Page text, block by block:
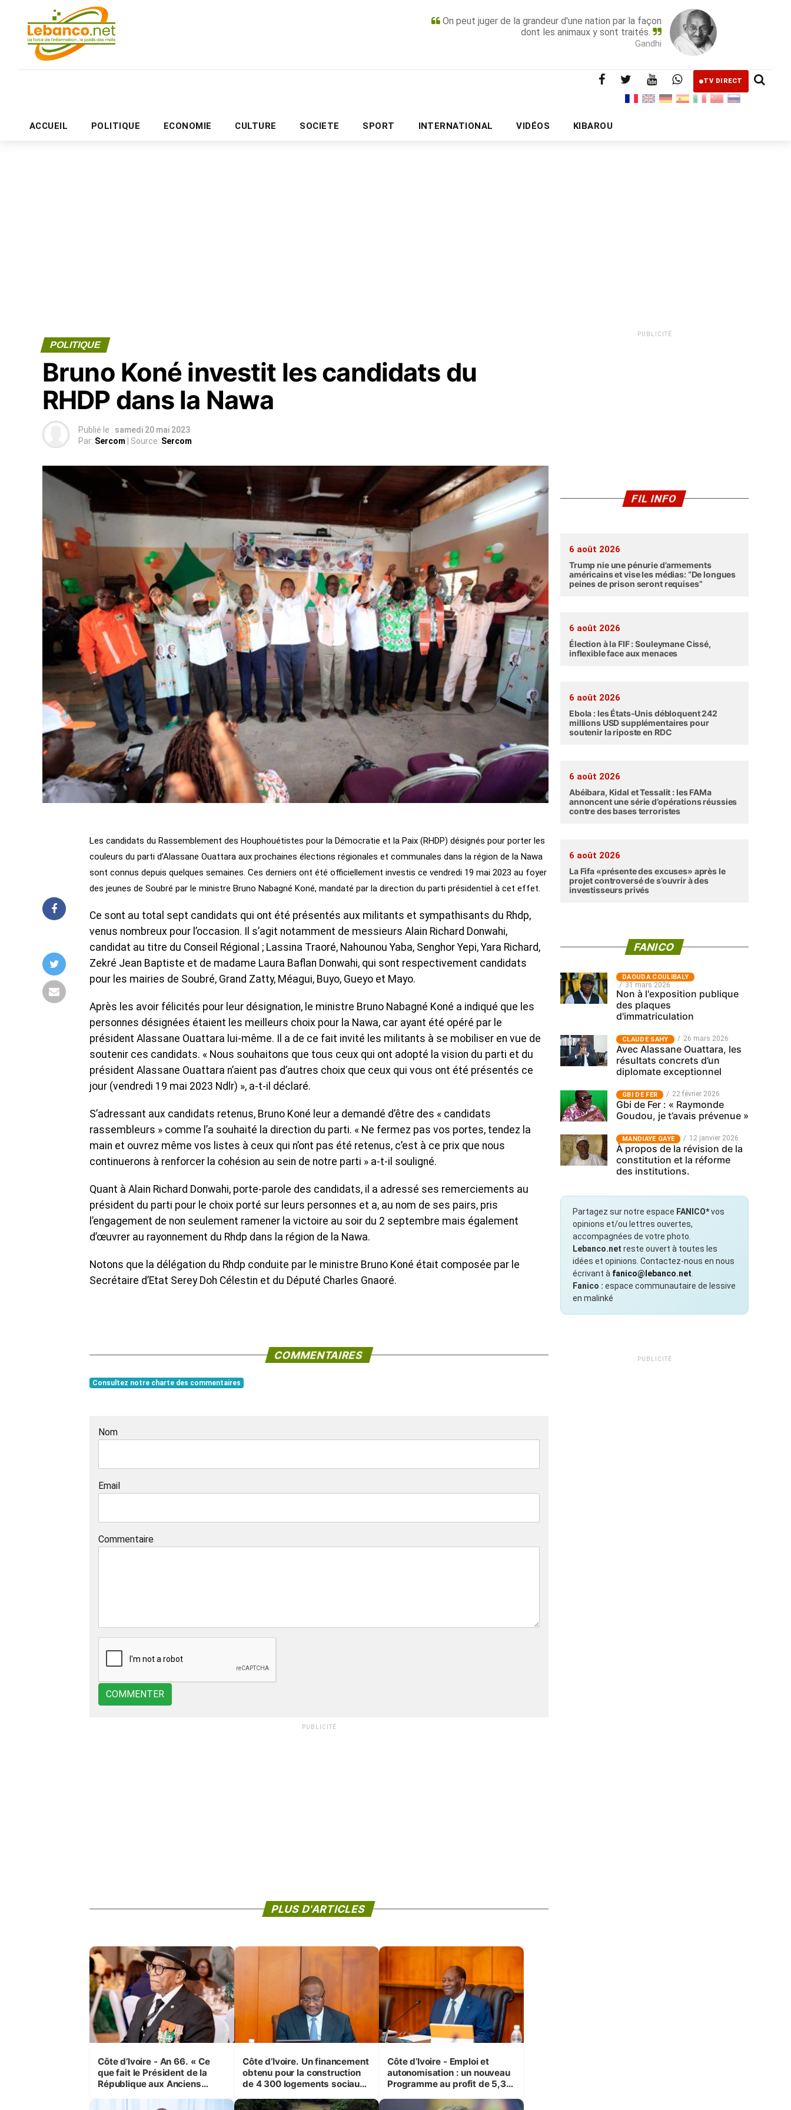
On peut juger de la grandeur d'une nation par la façon
dont les animaux y sont traités.
Gandhi
TV DIRECT
ACCUEIL POLITIQUE ECONOMIE CULTURE SOCIETE SPORT INTERNATIONAL VIDÉOS KIBAROU
PUBLICITÉ
POLITIQUE
Bruno Koné investit les candidats du
RHDP dans la Nawa
Publié le : samedi 20 mai 2023
Par: Sercom | Source: Sercom
Les candidats du Rassemblement des Houphouétistes pour la Démocratie et la Paix (RHDP) désignés pour porter les
couleurs du parti d’Alassane Ouattara aux prochaines élections régionales et communales dans la région de la Nawa
sont connus depuis quelques semaines. Ces derniers ont été officiellement investis ce vendredi 19 mai 2023 au foyer
des jeunes de Soubré par le ministre Bruno Nabagné Koné, mandaté par la direction du parti présidentiel à cet effet.
Ce sont au total sept candidats qui ont été présentés aux militants et sympathisants du Rhdp,
venus nombreux pour l’occasion. Il s’agit notamment de messieurs Alain Richard Donwahi,
candidat au titre du Conseil Régional ; Lassina Traoré, Nahounou Yaba, Senghor Yepi, Yara Richard,
Zekré Jean Baptiste et de madame Laura Baflan Donwahi, qui sont respectivement candidats
pour les mairies de Soubré, Grand Zatty, Méagui, Buyo, Gueyo et Mayo.
Après les avoir félicités pour leur désignation, le ministre Bruno Nabagné Koné a indiqué que les
personnes désignées étaient les meilleurs choix pour la Nawa, car ayant été opéré par le
président Alassane Ouattara lui-même. Il a de ce fait invité les militants à se mobiliser en vue de
soutenir ces candidats. « Nous souhaitons que tous ceux qui ont adopté la vision du parti et du
président Alassane Ouattara n’aient pas d’autres choix que ceux qui vous ont été présentés ce
jour (vendredi 19 mai 2023 Ndlr) », a-t-il déclaré.
S’adressant aux candidats retenus, Bruno Koné leur a demandé d’être des « candidats
rassembleurs » comme l’a souhaité la direction du parti. « Ne fermez pas vos portes, tendez la
main et ouvrez même vos listes à ceux qui n’ont pas été retenus, c’est à ce prix que nous
continuerons à renforcer la cohésion au sein de notre parti » a-t-il souligné.
Quant à Alain Richard Donwahi, porte-parole des candidats, il a adressé ses remerciements au
président du parti pour le choix porté sur leurs personnes et a, au nom de ses pairs, pris
l’engagement de non seulement ramener la victoire au soir du 2 septembre mais également
d’œuvrer au rayonnement du Rhdp dans la région de la Nawa.
Notons que la délégation du Rhdp conduite par le ministre Bruno Koné était composée par le
Secrétaire d’Etat Serey Doh Célestin et du Député Charles Gnaoré.
COMMENTAIRES
Consultez notre charte des commentaires
Nom
Email
Commentaire
COMMENTER
PUBLICITÉ
PLUS D'ARTICLES
Côte d’Ivoire - An 66. « Ce
que fait le Président de la
République aux Anciens
(Cne Yassoungo Koné ®)
Côte d’Ivoire. Un financement
obtenu pour la construction
de 4 300 logements sociaux
Bouaké et Yamoussoukro
Côte d’Ivoire - Emploi et
autonomisation : un nouveau
Programme au profit de 5,3
PUBLICITÉ
FIL INFO
6 août 2026
Trump nie une pénurie d’armements
américains et vise les médias: “De longues
peines de prison seront requises”
6 août 2026
Élection à la FIF : Souleymane Cissé,
inflexible face aux menaces
6 août 2026
Ebola : les États-Unis débloquent 242
millions USD supplémentaires pour
soutenir la riposte en RDC
6 août 2026
Abéibara, Kidal et Tessalit : les FAMa
annoncent une série d’opérations réussies
contre des bases terroristes
6 août 2026
La Fifa «présente des excuses» après le
projet controversé de s’ouvrir à des
investisseurs privés
FANICO
‎DAOUDA COULIBALY
31 mars 2026
Non à l'exposition publique
des plaques
d'immatriculation
CLAUDE SAHY 26 mars 2026
Avec Alassane Ouattara, les
résultats concrets d’un
diplomate exceptionnel
GBI DE FER 22 février 2026
Gbi de Fer : « Raymonde
Goudou, je t’avais prévenue »
MANDIAYE GAYE 12 janvier 2026
À propos de la révision de la
constitution et la réforme
des institutions.
Partagez sur notre espace FANICO*vos
opinions et/ou lettres ouvertes,
accompagnées de votre photo.
Lebanco.net reste ouvert à toutes les
idées et opinions. Contactez-nous en nous
écrivant à fanico@lebanco.net
Fanico : espace communautaire de lessive
en malinké
PUBLICITÉ